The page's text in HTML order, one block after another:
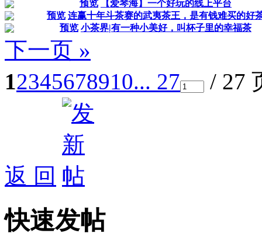
预览
【爱琴海】一个好玩的线上平台
预览 连赢十年斗茶赛的武夷茶王，是有钱难买的好
预览 小茶界|有一种小美好，叫杯子里的幸福茶
下一页 »
12345678910... 27 / 27
返 回
快速发帖